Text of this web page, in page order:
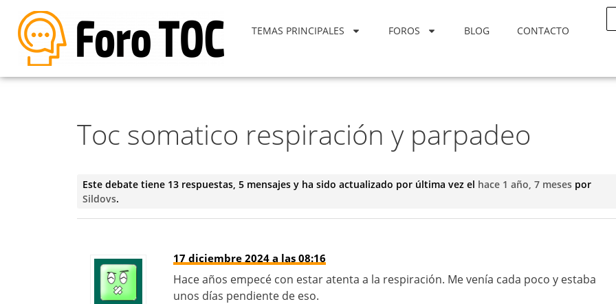
TEMAS PRINCIPALES FOROS BLOG CONTACTO
Toc somatico respiración y parpadeo
Este debate tiene 13 respuestas, 5 mensajes y ha sido actualizado por última vez el hace 1 año, 7 meses por
Sildovs.
17 diciembre 2024 a las 08:16
Hace años empecé con estar atenta a la respiración. Me venía cada poco y estaba
unos días pendiente de eso.